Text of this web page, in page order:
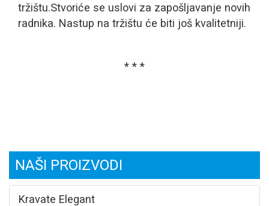
tržištu.Stvoriće se uslovi za zapošljavanje novih
radnika. Nastup na tržištu će biti još kvalitetniji.
* * *
NAŠI PROIZVODI
Kravate Elegant